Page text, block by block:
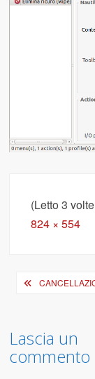
(Letto 3
Full
824 × 554
Lascia un
commento